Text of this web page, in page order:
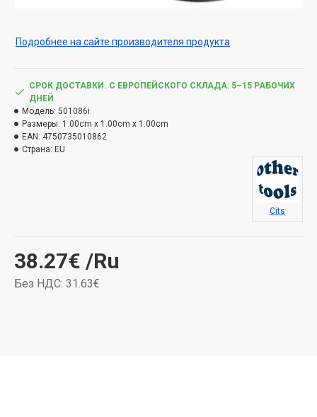
Подробнее на сайте производителя продукта
38.27€ /Ru
Без НДС: 31.63€
СРОК ДОСТАВКИ. С ЕВРОПЕЙСКОГО СКЛАДА: 5–15 РАБОЧИХ
ДНЕЙ
Модель: 501086i
Размеры: 1.00cm x 1.00cm x 1.00cm
EAN: 4750735010862
Страна: EU
Cits